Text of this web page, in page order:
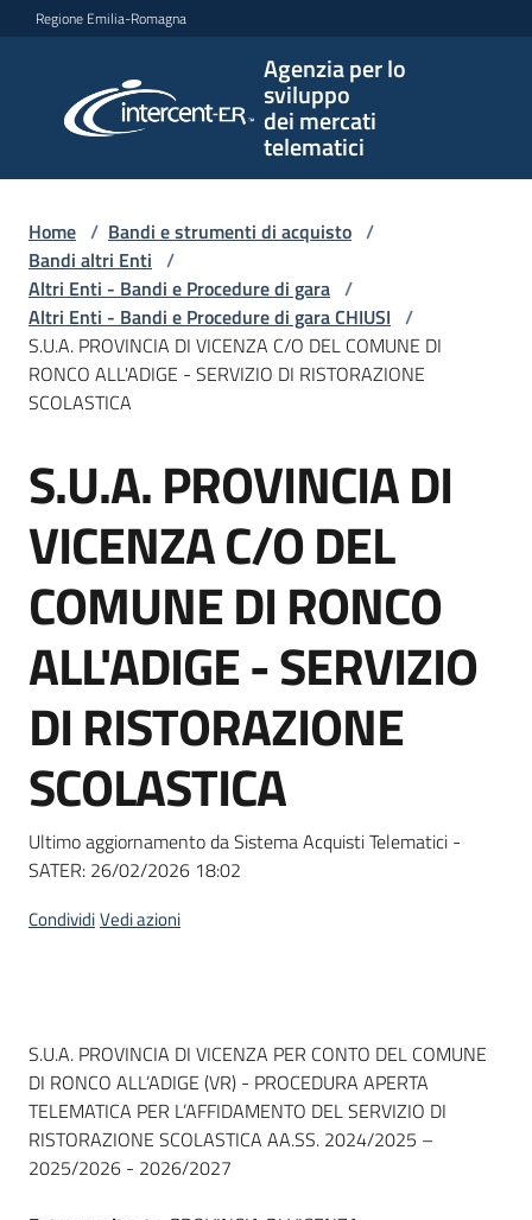
Vai al contenuto
Vai alla navigazione
Vai al footer
Regione Emilia-Romagna
Agenzia per lo
sviluppo
dei mercati
telematici
per lo
sviluppo
telematici
L'Agenzia
e
strumenti
acquisto
Supporto
Piattaforme
telematiche
Seguici
su
Home / Bandi e strumenti di acquisto /
Bandi altri Enti /
Altri Enti - Bandi e Procedure di gara /
Altri Enti - Bandi e Procedure di gara CHIUSI /
S.U.A. PROVINCIA DI VICENZA C/O DEL COMUNE DI
RONCO ALL'ADIGE - SERVIZIO DI RISTORAZIONE
SCOLASTICA
Salta al contenuto
S.U.A. PROVINCIA DI
VICENZA C/O DEL
COMUNE DI RONCO
ALL'ADIGE - SERVIZIO
DI RISTORAZIONE
SCOLASTICA
Ultimo aggiornamento da Sistema Acquisti Telematici -
SATER: 26/02/2026 18:02
CondividiVedi azioni
Dati del bando
S.U.A. PROVINCIA DI VICENZA PER CONTO DEL COMUNE
DI RONCO ALL’ADIGE (VR) - PROCEDURA APERTA
TELEMATICA PER L’AFFIDAMENTO DEL SERVIZIO DI
RISTORAZIONE SCOLASTICA AA.SS. 2024/2025 –
2025/2026 - 2026/2027